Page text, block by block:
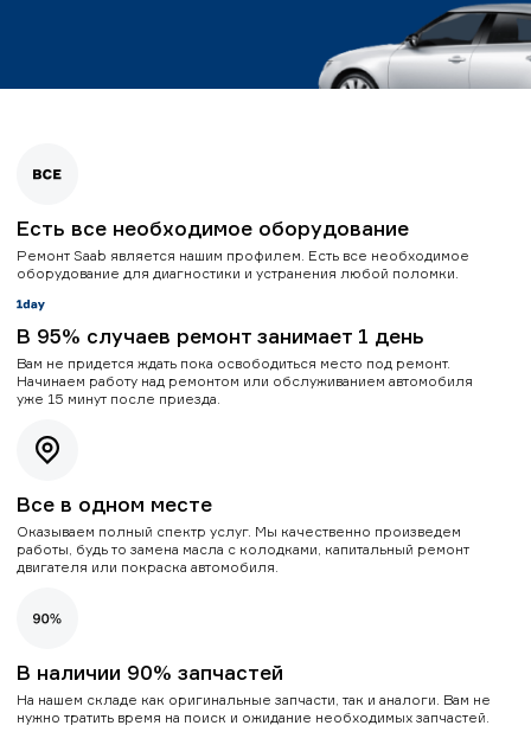
Есть все необходимое оборудование
Ремонт Saab является нашим профилем. Есть все необходимое
оборудование для диагностики и устранения любой поломки.
В 95% случаев ремонт занимает 1 день
Вам не придется ждать пока освободиться место под ремонт.
Начинаем работу над ремонтом или обслуживанием автомобиля
уже 15 минут после приезда.
Все в одном месте
Оказываем полный спектр услуг. Мы качественно произведем
работы, будь то замена масла с колодками, капитальный ремонт
двигателя или покраска автомобиля.
В наличии 90% запчастей
На нашем складе как оригинальные запчасти, так и аналоги. Вам не
нужно тратить время на поиск и ожидание необходимых запчастей.